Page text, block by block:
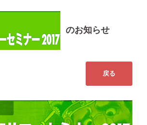
のお知らせ